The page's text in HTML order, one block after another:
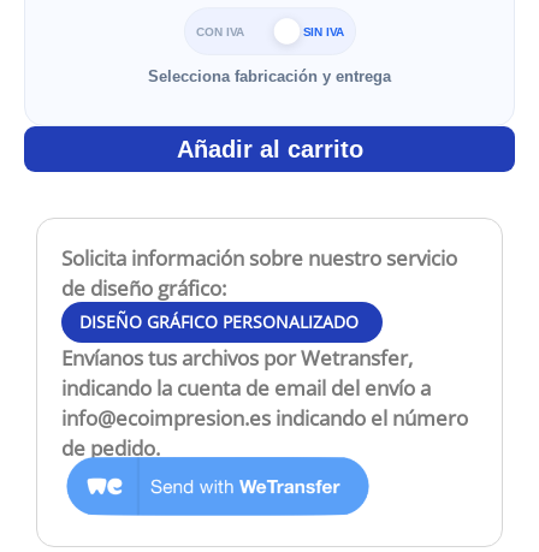
CON IVA SIN IVA
Selecciona fabricación y entrega
Añadir al carrito
Solicita información sobre nuestro servicio
de diseño gráfico:
DISEÑO GRÁFICO PERSONALIZADO
Envíanos tus archivos por Wetransfer,
indicando la cuenta de email del envío a
info@ecoimpresion.es indicando el número
de pedido.